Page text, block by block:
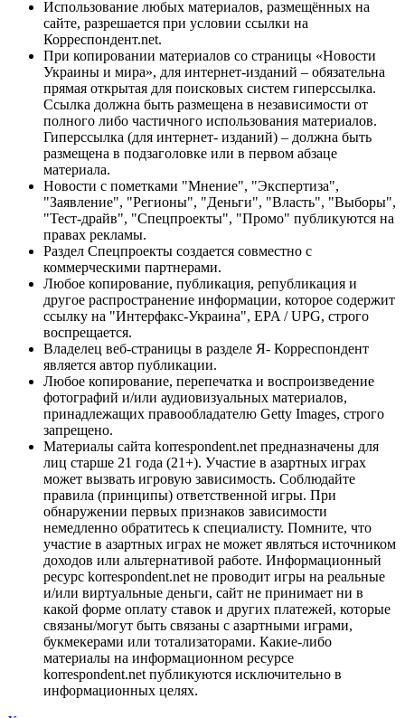
Использование любых материалов, размещённых на
сайте, разрешается при условии ссылки на
Корреспондент.net.
При копировании материалов со страницы «Новости
Украины и мира», для интернет-изданий – обязательна
прямая открытая для поисковых систем гиперссылка.
Ссылка должна быть размещена в независимости от
полного либо частичного использования материалов.
Гиперссылка (для интернет- изданий) – должна быть
размещена в подзаголовке или в первом абзаце
материала.
Новости с пометками "Мнение", "Экспертиза",
"Заявление", "Регионы", "Деньги", "Власть", "Выборы",
"Тест-драйв", "Спецпроекты", "Промо" публикуются на
правах рекламы.
Раздел Спецпроекты создается совместно с
коммерческими партнерами.
Любое копирование, публикация, републикация и
другое распространение информации, которое содержит
ссылку на "Интерфакс-Украина", EPA / UPG, строго
воспрещается.
Владелец веб-страницы в разделе Я- Корреспондент
является автор публикации.
Любое копирование, перепечатка и воспроизведение
фотографий и/или аудиовизуальных материалов,
принадлежащих правообладателю Getty Images, строго
запрещено.
Материалы сайта korrespondent.net предназначены для
лиц старше 21 года (21+). Участие в азартных играх
может вызвать игровую зависимость. Соблюдайте
правила (принципы) ответственной игры. При
обнаружении первых признаков зависимости
немедленно обратитесь к специалисту. Помните, что
участие в азартных играх не может являться источником
доходов или альтернативой работе. Информационный
ресурс korrespondent.net не проводит игры на реальные
и/или виртуальные деньги, сайт не принимает ни в
какой форме оплату ставок и других платежей, которые
связаны/могут быть связаны с азартными играми,
букмекерами или тотализаторами. Какие-либо
материалы на информационном ресурсе
korrespondent.net публикуются исключительно в
информационных целях.